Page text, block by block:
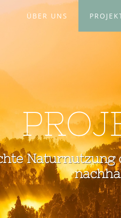
ÜBER UNS